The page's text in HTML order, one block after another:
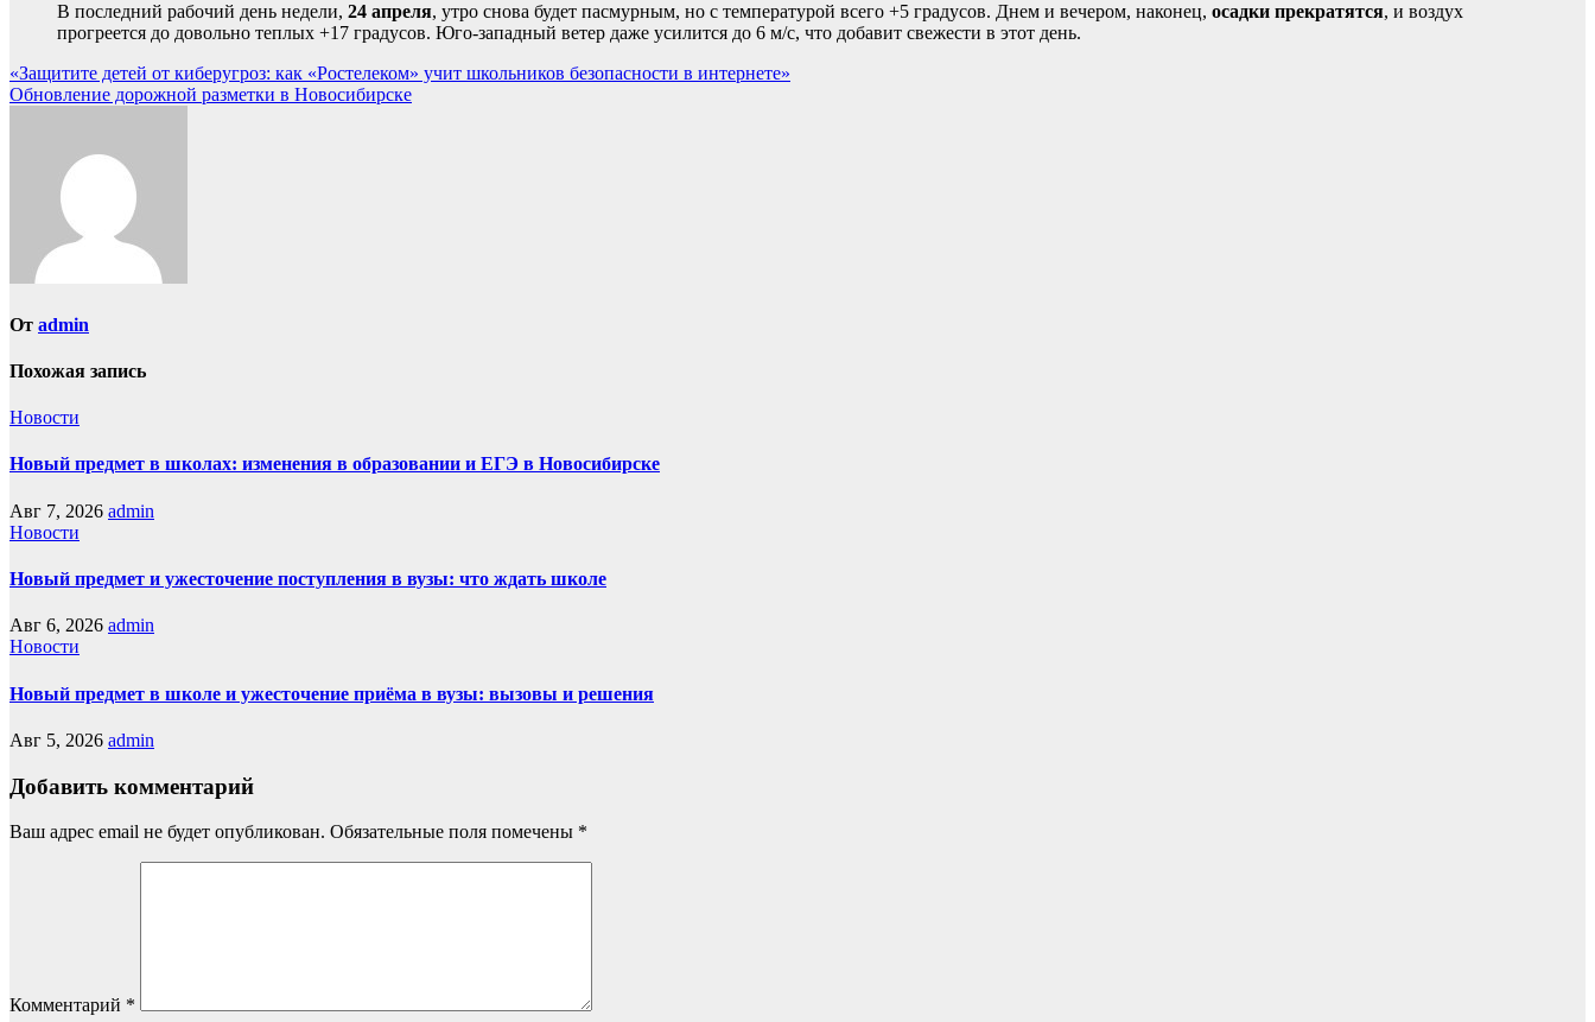
В последний рабочий день недели, 24 апреля, утро снова будет пасмурным, но с температурой всего +5 градусов. Днем и вечером, наконец, осадки прекратятся, и воздух
прогреется до довольно теплых +17 градусов. Юго-западный ветер даже усилится до 6 м/с, что добавит свежести в этот день.
Навигация
по
«Защитите детей от киберугроз: как «Ростелеком» учит школьников безопасности в интернете»
Обновление дорожной разметки в Новосибирске
От admin
Похожая запись
Новости
Новый предмет в школах: изменения в образовании и ЕГЭ в Новосибирске
Авг 7, 2026 admin
Новости
Новый предмет и ужесточение поступления в вузы: что ждать школе
Авг 6, 2026 admin
Новости
Новый предмет в школе и ужесточение приёма в вузы: вызовы и решения
Авг 5, 2026 admin
Добавить комментарий
Ваш адрес email не будет опубликован. Обязательные поля помечены *
Комментарий *